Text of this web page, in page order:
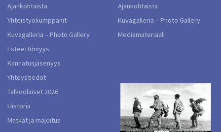
Ajankohtaista
Yhteistyökumppanit
Kuvagalleria – Photo Gallery
Esteettömyys
Kannatusjäsenyys
Yhteystiedot
Talkoolaiset 2026
Historia
Matkat ja majoitus
Ajankohtaista
Kuvagalleria – Photo Gallery
Mediamateriaali